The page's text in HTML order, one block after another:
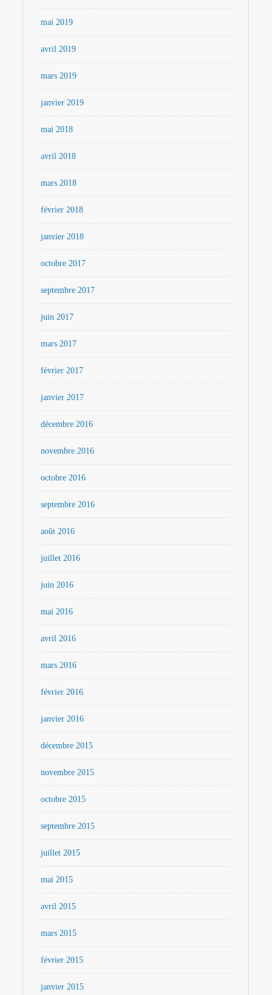
mai 2019
avril 2019
mars 2019
janvier 2019
mai 2018
avril 2018
mars 2018
février 2018
janvier 2018
octobre 2017
septembre 2017
juin 2017
mars 2017
février 2017
janvier 2017
décembre 2016
novembre 2016
octobre 2016
septembre 2016
août 2016
juillet 2016
juin 2016
mai 2016
avril 2016
mars 2016
février 2016
janvier 2016
décembre 2015
novembre 2015
octobre 2015
septembre 2015
juillet 2015
mai 2015
avril 2015
mars 2015
février 2015
janvier 2015